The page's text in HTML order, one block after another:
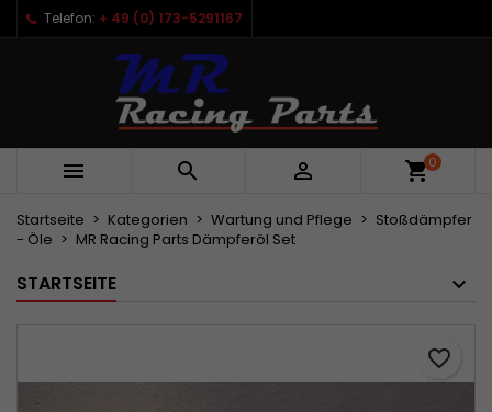
Telefon: + 49 (0) 173-5291167
   0
Startseite Kategorien Wartung und Pflege
Stoßdämpfer
- Öle
MR Racing Parts Dämpferöl Set
STARTSEITE
favorite_border
Neue Liste anlegen
Name der Wunschliste
Abbrechen Wunschliste erstellen
Sie müssen angemeldet sein, um Artikel Ihrer
Wunschliste hinzufügen zu können.
Anmelden